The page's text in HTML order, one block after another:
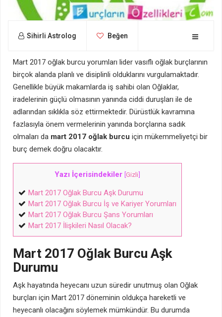
Sihirli Astrolog Beğen
Mart 2017 oğlak burcu yorumları lider vasıflı oğlak burçlarının
birçok alanda planlı ve disiplinli olduklarını vurgulamaktadır.
Genellikle büyük makamlarda iş sahibi olan Oğlaklar,
iradelerinin güçlü olmasının yanında ciddi duruşları ile de
adlarından sıklıkla söz ettirmektedir. Dürüstlük kavramına
fazlasıyla önem vermelerinin yanında borçlarına sadık
olmaları da mart 2017 oğlak burcu için mükemmeliyetçi bir
burç demek doğru olacaktır.
Yazı İçerisindekiler [Gizli]
Mart 2017 Oğlak Burcu Aşk Durumu
Mart 2017 Oğlak Burcu İş ve Kariyer Yorumları
Mart 2017 Oğlak Burcu Şans Yorumları
Mart 2017 İlişkileri Nasıl Olacak?
Mart 2017 Oğlak Burcu Aşk
Durumu
Aşk hayatında heyecanı uzun süredir unutmuş olan Oğlak
burçları için Mart 2017 döneminin oldukça hareketli ve
heyecanlı olacağını söylemek mümkündür. Bu durumda